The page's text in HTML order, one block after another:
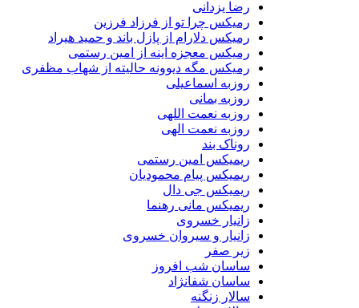
رضا یزدانی
رمیکس چرا تو از فرزاد فرزین
رمیکس دلارام از پازل باند و حمید هیراد
رمیکس معجزه اینه از امین رستمی
رمیکس مگه دیوونه حالیته از شهاب مظفری
روزبه اسماعیلی
روزبه بمانی
روزبه نعمت اللهی
روزبه نعمت الهی
روناک بند
ریمیکس امین رستمی
ریمیکس پیام محمودیان
ریمیکس جی دال
ریمیکس مانی رهنما
زانیار خسروی
زانیار و سیروان خسروی
زیر صفر
ساسان شب افروز
ساسان شفانژاد
سالار زنگنه